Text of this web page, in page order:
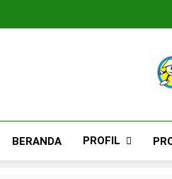
BERANDA PROFIL